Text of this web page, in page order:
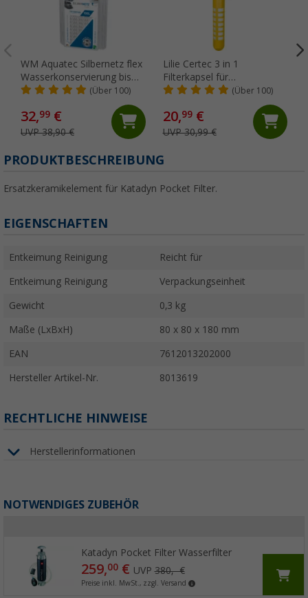
WM Aquatec Silbernetz flex
Wasserkonservierung bis
100 Liter Tankgröße(Über 100)
32,99 €
UVP 38,90 €
Lilie Certec 3 in 1
Filterkapsel für
Frischwasserschutz 100
(Über 100)
20,99€
UVP 30,99 €
PRODUKTBESCHREIBUNG
Ersatzkeramikelement für Katadyn Pocket Filter.
EIGENSCHAFTEN
Entkeimung Reinigung Reicht für
Entkeimung Reinigung Verpackungseinheit
Gewicht 0,3 kg
Maße (LxBxH) 80 x 80 x 180 mm
EAN 7612013202000
Hersteller Artikel-Nr. 8013619
RECHTLICHE HINWEISE
Herstellerinformationen
NOTWENDIGES ZUBEHÖR
Katadyn Pocket Filter Wasserfilter
259,00€ UVP380,- €
Preise inkl. MwSt., zzgl. Versand